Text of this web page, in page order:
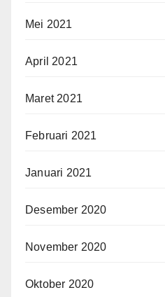
Mei 2021
April 2021
Maret 2021
Februari 2021
Januari 2021
Desember 2020
November 2020
Oktober 2020